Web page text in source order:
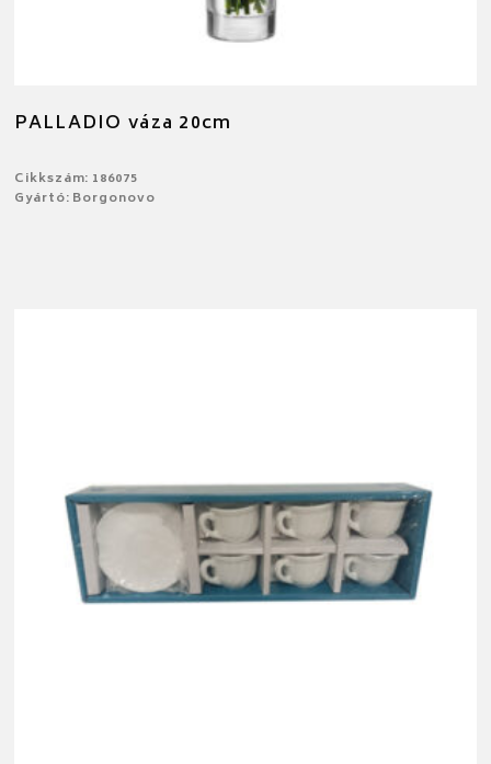
PALLADIO váza 20cm
Cikkszám: 186075
Gyártó: Borgonovo